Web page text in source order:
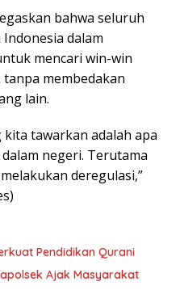
bahwa seluruh
dalam
mencari win-win
membedakan
lain.
kita tawarkan adalah apa
negeri. Terutama
deregulasi,”
Pendidikan Qurani
Ajak Masyarakat